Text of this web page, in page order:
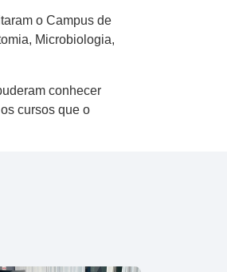
o Campus de
Microbiologia,
conhecer
cursos que o